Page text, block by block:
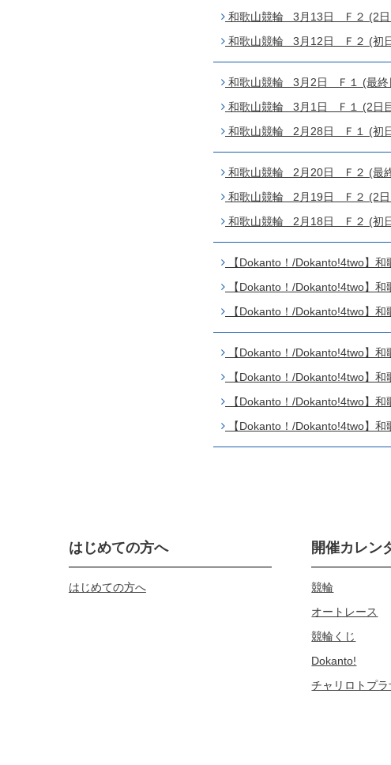
和歌山競輪 3月13日 Ｆ２ (2日
和歌山競輪 3月12日 Ｆ２ (初
和歌山競輪 3月2日 Ｆ１ (最終
和歌山競輪 3月1日 Ｆ１ (2日
和歌山競輪 2月28日 Ｆ１ (初
和歌山競輪 2月20日 Ｆ２ (最
和歌山競輪 2月19日 Ｆ２ (2日
和歌山競輪 2月18日 Ｆ２ (初
【Dokanto！/Dokanto!4two】
【Dokanto！/Dokanto!4two】
【Dokanto！/Dokanto!4two】
【Dokanto！/Dokanto!4two】
【Dokanto！/Dokanto!4two】
【Dokanto！/Dokanto!4two】
【Dokanto！/Dokanto!4two】
はじめての方へ
はじめての方へ
開催カレン
競輪
オートレース
競輪くじ
Dokanto!
チャリロトプラ